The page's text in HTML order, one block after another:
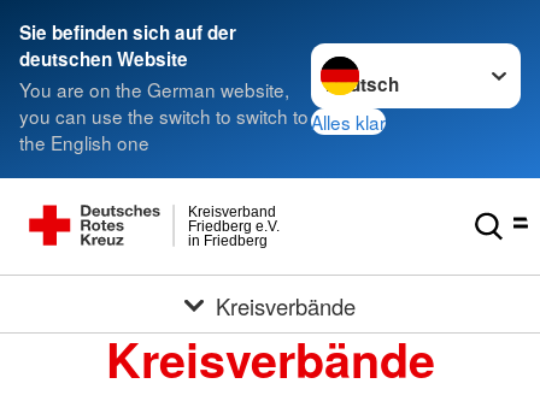
Sie befinden sich auf der
deutschen Website
You are on the German website,
you can use the switch to switch to
the English one
Sprache wechseln zu
Alles klar
in Friedberg
Friedberg e.V.
Kreisverband
Kreisverbände
Kreisverbände